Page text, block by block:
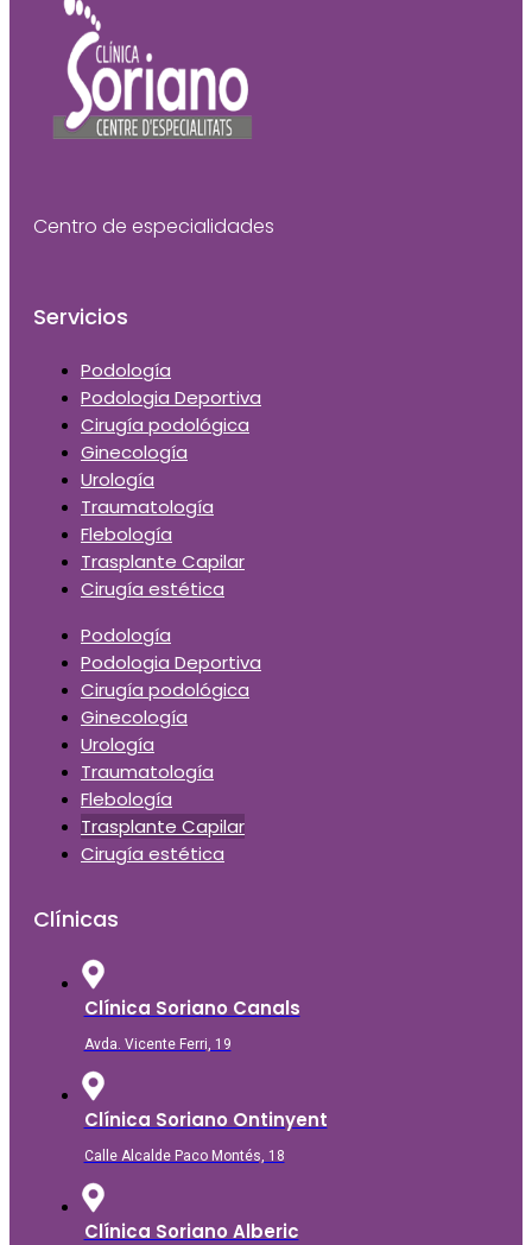
Centro de especialidades
Servicios
Podología
Podologia Deportiva
Cirugía podológica
Ginecología
Urología
Traumatología
Flebología
Trasplante Capilar
Cirugía estética
Podología
Podologia Deportiva
Cirugía podológica
Ginecología
Urología
Traumatología
Flebología
Trasplante Capilar
Cirugía estética
Clínicas
Clínica Soriano Canals
Avda. Vicente Ferri, 19
Clínica Soriano Ontinyent
Calle Alcalde Paco Montés, 18
Clínica Soriano Alberic